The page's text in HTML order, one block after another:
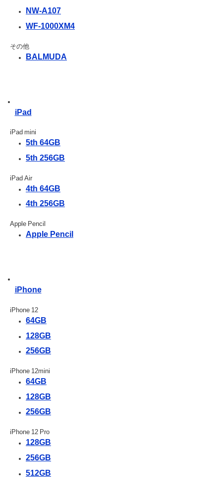
NW-A107
WF-1000XM4
その他
BALMUDA
iPad
iPad mini
5th 64GB
5th 256GB
iPad Air
4th 64GB
4th 256GB
Apple Pencil
Apple Pencil
iPhone
iPhone 12
64GB
128GB
256GB
iPhone 12mini
64GB
128GB
256GB
iPhone 12 Pro
128GB
256GB
512GB